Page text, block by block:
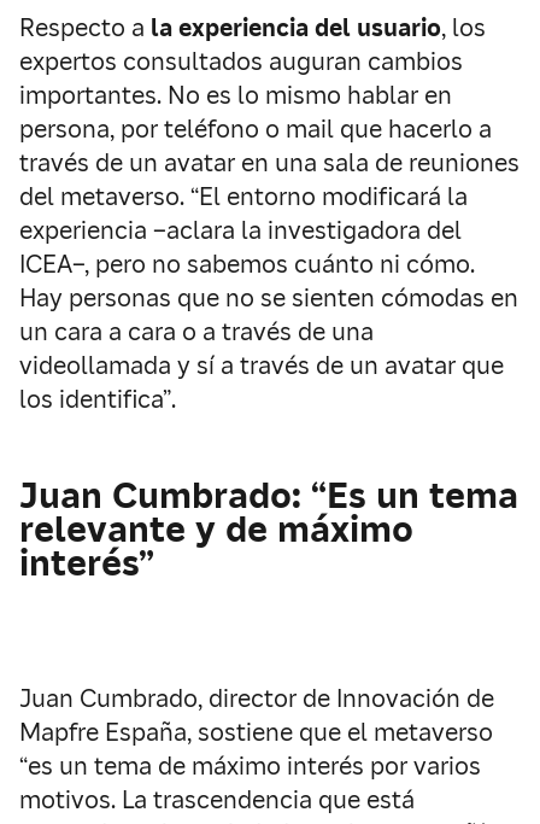
Respecto a la experiencia del usuario, los
expertos consultados auguran cambios
importantes. No es lo mismo hablar en
persona, por teléfono o mail que hacerlo a
través de un avatar en una sala de reuniones
del metaverso. “El entorno modificará la
experiencia –aclara la investigadora del
ICEA–, pero no sabemos cuánto ni cómo.
Hay personas que no se sienten cómodas en
un cara a cara o a través de una
videollamada y sí a través de un avatar que
los identifica”.
Juan Cumbrado: “Es un tema
relevante y de máximo
interés”
Juan Cumbrado, director de Innovación de
Mapfre España, sostiene que el metaverso
“es un tema de máximo interés por varios
motivos. La trascendencia que está